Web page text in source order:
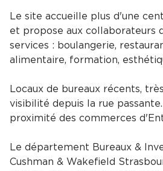
Le site accueille plus d'une
et propose aux collaborateurs
services : boulangerie,
alimentaire, formation,
Locaux de bureaux récents,
visibilité depuis la rue
proximité des commerces
Le département Bureaux &
Cushman & Wakefield